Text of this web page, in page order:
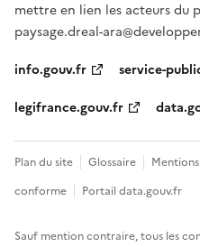
mettre en lien les acteurs du
paysage.dreal-
info.gouv.fr
service-
legifrance.gouv.fr
Plan du site Glossaire
conforme
Portail data.gouv.fr
Sauf mention contraire, tous les